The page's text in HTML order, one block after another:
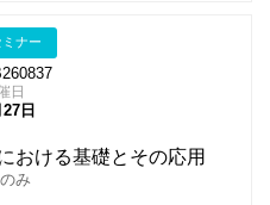
ミナー
日
日
おける基礎とその応用
み